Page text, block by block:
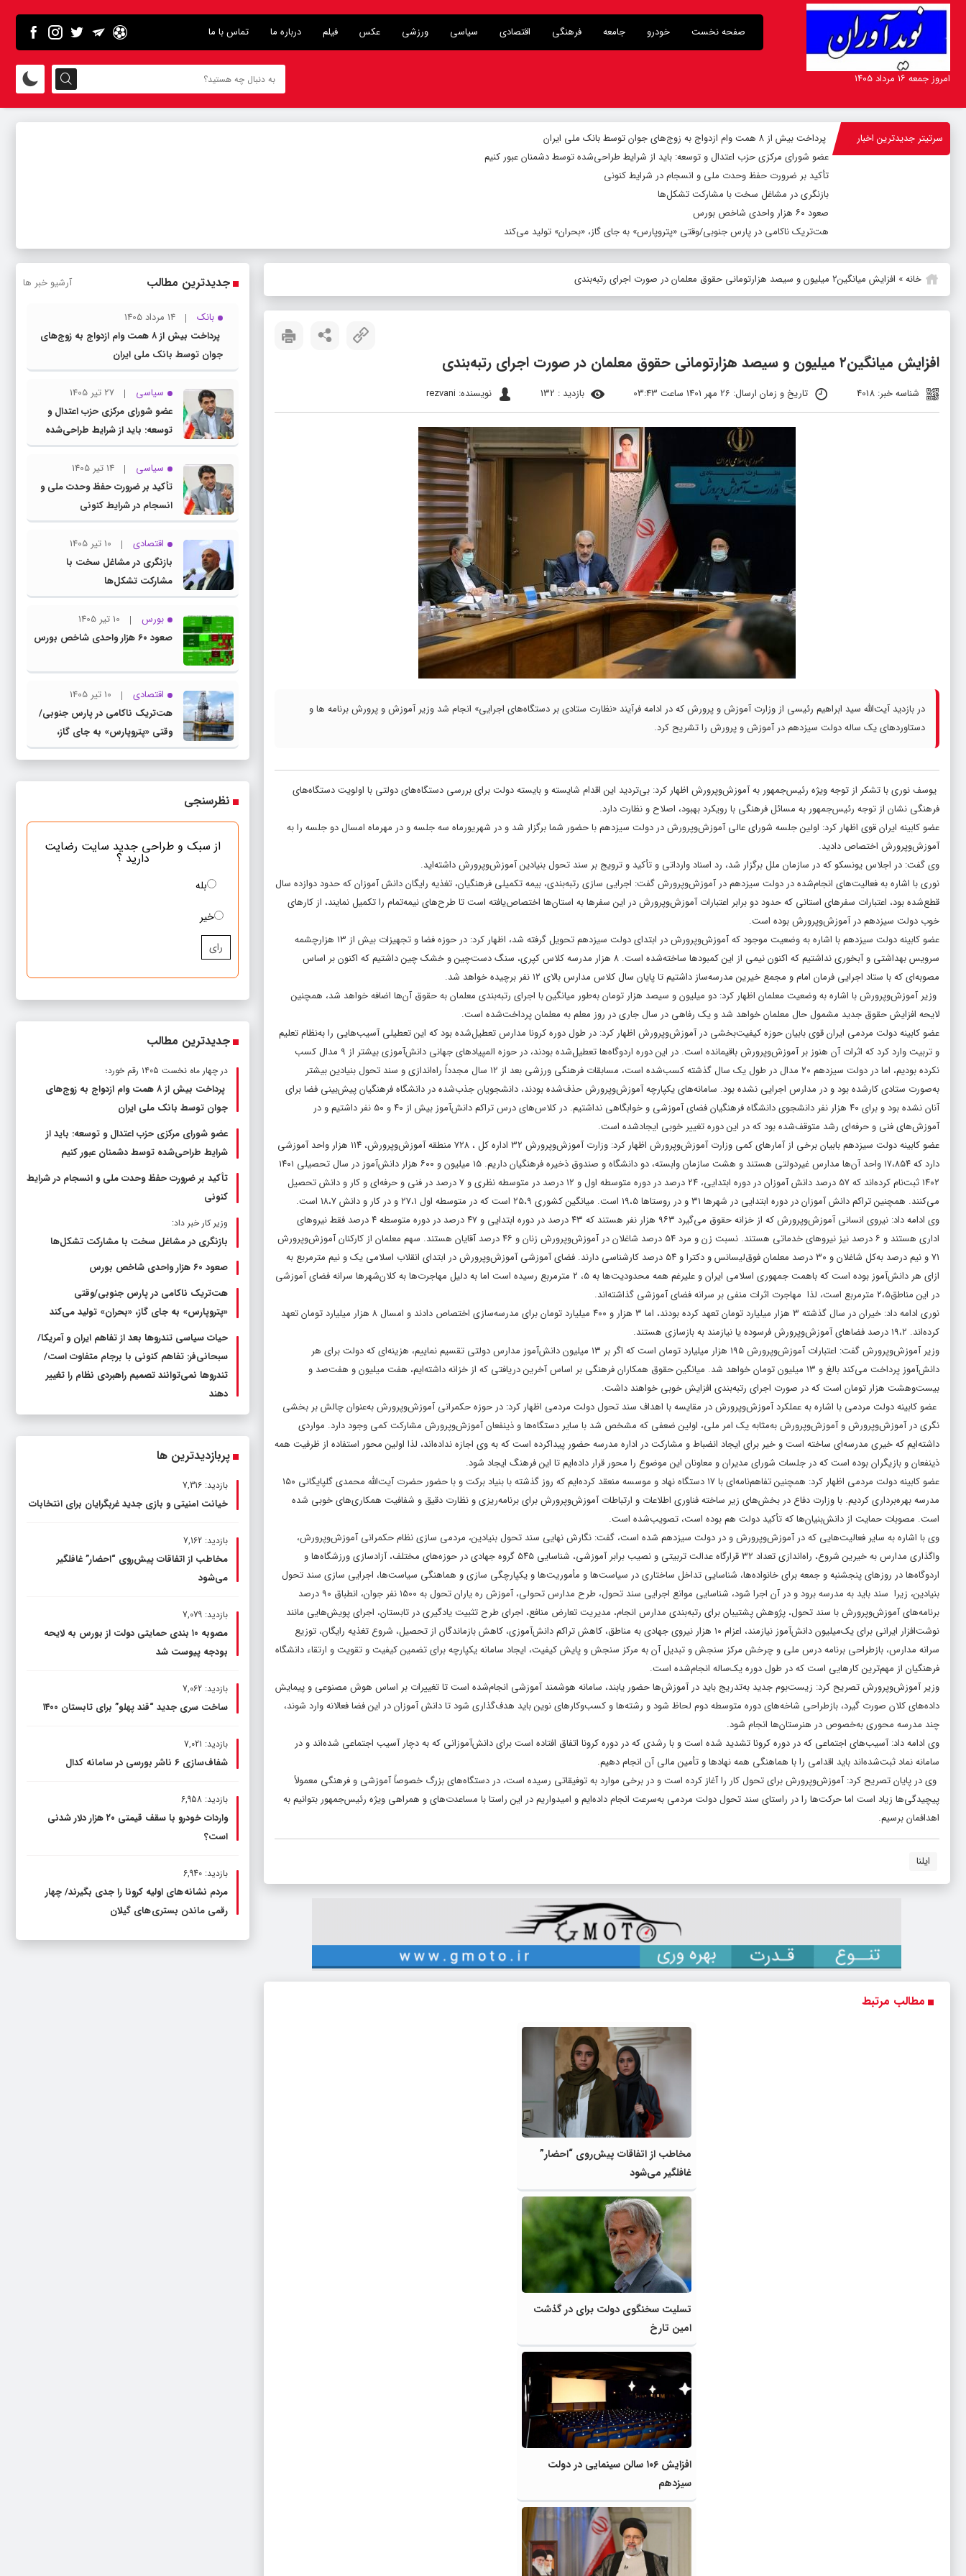
صفحه نخست خودرو جامعه فرهنگی اقتصادی سیاسی ورزشی عکس فیلم درباره ما تماس با ما
امروز جمعه ۱۶ مرداد ۱۴۰۵
سرتیتر جدیدترین اخبار
پرداخت بیش از ۸ همت وام ازدواج به زوج‌های جوان توسط بانک ملی ایران
عضو شورای مرکزی حزب اعتدال و توسعه: باید از شرایط طراحی‌شده توسط دشمنان عبور کنیم
تأکید بر ضرورت حفظ وحدت ملی و انسجام در شرایط کنونی
بازنگری در مشاغل سخت با مشارکت تشکل‌ها
صعود ۶۰ هزار واحدی شاخص بورس
هت‌تریک ناکامی در پارس جنوبی/وقتی «پتروپارس» به جای گاز، «بحران» تولید می‌کند
خانه» افزایش میانگین۲ میلیون و سیصد هزارتومانی حقوق معلمان در صورت اجرای رتبه‌بندی
افزایش میانگین۲ میلیون و سیصد هزارتومانی حقوق معلمان در صورت اجرای رتبه‌بندی
شناسه خبر: 4018 تاریخ و زمان ارسال: 26 مهر 1401 ساعت 03:43 بازدید : 132 نویسنده: rezvani
در بازدید آیت‌الله سید ابراهیم رئیسی از وزارت آموزش و پرورش که در ادامه فرآیند «نظارت ستادی بر دستگاه‌های اجرایی» انجام شد وزیر آموزش و پرورش برنامه ها و
دستاوردهای یک ساله دولت سیزدهم در آموزش و پرورش را تشریح کرد.
یوسف نوری با تشکر از توجه ویژه رئیس‌جمهور به آموزش‌وپرورش اظهار کرد: بی‌تردید این اقدام شایسته و بایسته دولت برای بررسی دستگاه‌های دولتی با اولویت دستگاه‌های
فرهنگی نشان از توجه رئیس‌جمهور به مسائل فرهنگی با رویکرد بهبود، اصلاح و نظارت دارد.
عضو کابینه ایران قوی اظهار کرد: اولین جلسه شورای عالی آموزش‌وپرورش در دولت سیزدهم با حضور شما برگزار شد و در شهریورماه سه جلسه و در مهرماه امسال دو جلسه را به
آموزش‌وپرورش اختصاص دادید.
وی گفت: در اجلاس یونسکو که در سازمان ملل برگزار شد، رد اسناد وارداتی و تأکید و ترویج بر سند تحول بنیادین آموزش‌وپرورش داشته‌اید.
نوری با اشاره به فعالیت‌های انجام‌شده در دولت سیزدهم در آموزش‌وپرورش گفت: اجرایی سازی رتبه‌بندی، بیمه تکمیلی فرهنگیان، تغذیه رایگان دانش آموزان که حدود دوازده سال
قطع‌شده بود، اعتبارات سفرهای استانی که حدود دو برابر اعتبارات آموزش‌وپرورش در این سفرها به استان‌ها اختصاص‌یافته است تا طرح‌های نیمه‌تمام را تکمیل نمایند، از کارهای
خوب دولت سیزدهم در آموزش‌وپرورش بوده است.
عضو کابینه دولت سیزدهم با اشاره به وضعیت موجود که آموزش‌وپرورش در ابتدای دولت سیزدهم تحویل گرفته شد، اظهار کرد: در حوزه فضا و تجهیزات بیش از ۱۳ هزارچشمه
سرویس بهداشتی و آبخوری نداشتیم که اکنون نیمی از این کمبودها ساخته‌شده است. ۸ هزار مدرسه کلاس کپری، سنگ دست‌چین و خشک چین داشتیم که اکنون بر اساس
مصوبه‌ای که با ستاد اجرایی فرمان امام و مجمع خیرین مدرسه‌ساز داشتیم تا پایان سال کلاس مدارس بالای ۱۲ نفر برچیده خواهد شد.
وزیر آموزش‌وپرورش با اشاره به وضعیت معلمان اظهار کرد: دو میلیون و سیصد هزار تومان به‌طور میانگین با اجرای رتبه‌بندی معلمان به حقوق آن‌ها اضافه خواهد شد، همچنین
لایحه افزایش حقوق جدید مشمول حال معلمان خواهد شد و یک رفاهی در سال جاری در روز معلم به معلمان پرداخت‌شده است.
عضو کابینه دولت مردمی ایران قوی بابیان حوزه کیفیت‌بخشی در آموزش‌وپرورش اظهار کرد: در طول دوره کرونا مدارس تعطیل‌شده بود که این تعطیلی آسیب‌هایی را به‌نظام تعلیم
و تربیت وارد کرد که اثرات آن هنوز بر آموزش‌وپرورش باقیمانده است. در این دوره اردوگاه‌ها تعطیل‌شده بودند، در حوزه المپیادهای جهانی دانش‌آموزی بیشتر از ۹ مدال کسب
نکرده بودیم، اما در دولت سیزدهم ۲۰ مدال در طول یک سال گذشته کسب‌شده است، مسابقات فرهنگی ورزشی بعد از ۱۲ سال مجدداً راه‌اندازی و سند تحول بنیادین بیشتر
به‌صورت ستادی کارشده بود و در مدارس اجرایی نشده بود. سامانه‌های یکپارچه آموزش‌وپرورش حذف‌شده بودند، دانشجویان جذب‌شده در دانشگاه فرهنگیان پیش‌بینی فضا برای
آنان نشده بود و برای ۴۰ هزار نفر دانشجوی دانشگاه فرهنگیان فضای آموزشی و خوابگاهی نداشتیم. در کلاس‌های درس تراکم دانش‌آموز بیش از ۴۰ و ۵۰ نفر داشتیم و در
آموزش‌های فنی و حرفه‌ای رشد متوقف‌شده بود که در این دوره تغییر خوبی ایجادشده است.
عضو کابینه دولت سیزدهم بابیان برخی از آمارهای کمی وزارت آموزش‌وپرورش اظهار کرد: وزارت آموزش‌وپرورش ۳۲ اداره کل ، ۷۲۸ منطقه آموزش‌وپرورش، ۱۱۴ هزار واحد آموزشی
دارد که ۱۷،۸۵۴ واحد آن‌ها مدارس غیردولتی هستند و هشت سازمان وابسته، دو دانشگاه و صندوق ذخیره فرهنگیان داریم. ۱۵ میلیون و ۶۰۰ هزار دانش‌آموز در سال تحصیلی ۱۴۰۱
۱۴۰۲ ثبت‌نام کرده‌اند که ۵۷ درصد دانش آموزان در دوره ابتدایی، ۲۴ درصد در دوره متوسطه اول و ۱۲ درصد در متوسطه نظری و ۷ درصد در فنی و حرفه‌ای و کار و دانش تحصیل
می‌کنند. همچنین تراکم دانش آموزان در دوره ابتدایی در شهرها ۳۱ و در روستاها ۱۹،۵ است. میانگین کشوری ۲۵،۹ است که در متوسطه اول ۲۷،۱ و در کار و دانش ۱۸،۷ است.
وی ادامه داد: نیروی انسانی آموزش‌وپرورش که از خزانه حقوق می‌گیرد ۹۶۳ هزار نفر هستند که ۴۳ درصد در دوره ابتدایی و ۴۷ درصد در دوره متوسطه ۴ درصد فقط نیروهای
اداری هستند و ۶ درصد نیز نیروهای خدماتی هستند. نسبت زن و مرد ۵۴ درصد شاغلان در آموزش‌وپرورش زنان و ۴۶ درصد آقایان هستند. سهم معلمان از کارکنان آموزش‌وپرورش
۷۱ و نیم درصد به‌کل شاغلان و ۳۰ درصد معلمان فوق‌لیسانس و دکترا و ۵۴ درصد کارشناسی دارند. فضای آموزشی آموزش‌وپرورش در ابتدای انقلاب اسلامی یک و نیم مترمربع به
ازای هر دانش‌آموز بوده است که باهمت جمهوری اسلامی ایران و علیرغم همه محدودیت‌ها به ۵، ۲ مترمربع رسیده است اما به دلیل مهاجرت‌ها به کلان‌شهرها سرانه فضای آموزشی
در این مناطق۲،۵ مترمربع است، لذا مهاجرت اثرات منفی بر سرانه فضای آموزشی گذاشته‌اند.
نوری ادامه داد: خیران در سال گذشته ۳ هزار میلیارد تومان تعهد کرده بودند، اما ۳ هزار و ۴۰۰ میلیارد تومان برای مدرسه‌سازی اختصاص دادند و امسال ۸ هزار میلیارد تومان تعهد
کرده‌اند. ۱۹،۲ درصد فضاهای آموزش‌وپرورش فرسوده یا نیازمند به بازسازی هستند.
وزیر آموزش‌وپرورش گفت: اعتبارات آموزش‌وپرورش ۱۹۵ هزار میلیارد تومان است که اگر بر ۱۳ میلیون دانش‌آموز مدارس دولتی تقسیم نماییم، هزینه‌ای که دولت برای هر
دانش‌آموز پرداخت می‌کند بالغ و ۱۳ میلیون تومان خواهد شد. میانگین حقوق همکاران فرهنگی بر اساس آخرین دریافتی که از خزانه داشته‌ایم، هفت میلیون و هفت‌صد و
بیست‌وهشت هزار تومان است که در صورت اجرای رتبه‌بندی افزایش خوبی خواهند داشت.
عضو کابینه دولت مردمی با اشاره به عملکرد آموزش‌وپرورش در مقایسه با اهداف سند تحول دولت مردمی اظهار کرد: در حوزه حکمرانی آموزش‌وپرورش به‌عنوان چالش بر بخشی
نگری در آموزش‌وپرورش و آموزش‌وپرورش به‌مثابه یک امر ملی، اولین ضعفی که مشخص شد با سایر دستگاه‌ها و ذینفعان آموزش‌وپرورش مشارکت کمی وجود دارد. مواردی
داشته‌ایم که خیری مدرسه‌ای ساخته است و خیر برای ایجاد انضباط و مشارکت در اداره مدرسه حضور پیداکرده است که به وی اجازه نداده‌اند، لذا اولین محور استفاده از ظرفیت همه
ذینفعان و بازیگران بوده است که در جلسات شورای مدیران و معاونان این موضوع را محور قرار داده‌ایم تا این فرهنگ ایجاد شود.
عضو کابینه دولت مردمی اظهار کرد: همچنین تفاهم‌نامه‌ای با ۱۷ دستگاه نهاد و موسسه منعقد کرده‌ایم که روز گذشته با بنیاد برکت و با حضور حضرت آیت‌الله محمدی گلپایگانی ۱۵۰
مدرسه بهره‌برداری کردیم. با وزارت دفاع در بخش‌های زیر ساخته فناوری اطلاعات و ارتباطات آموزش‌وپرورش برای برنامه‌ریزی و نظارت دقیق و شفافیت همکاری‌های خوبی شده
است. مصوبات حمایت از دانش‌بنیان‌ها که تأکید دولت هم بوده است، تصویب‌شده است.
وی با اشاره به سایر فعالیت‌هایی که در آموزش‌وپرورش و در دولت سیزدهم شده است، گفت: نگارش نهایی سند تحول بنیادین، مردمی سازی نظام حکمرانی آموزش‌وپرورش،
واگذاری مدارس به خیرین شروع، راه‌اندازی تعداد ۳۲ قرارگاه عدالت تربیتی و نصیب برابر آموزشی، شناسایی ۵۴۵ گروه جهادی در حوزه‌های مختلف، آزادسازی ورزشگاه‌ها و
اردوگاه‌ها در روزهای پنجشنبه و جمعه برای خانواده‌ها، شناسایی تداخل ساختاری در سیاست‌ها و مأموریت‌ها و یکپارچگی سازی و هماهنگی سیاست‌ها، اجرایی سازی سند تحول
بنیادین، زیرا سند باید به مدرسه برود و در آن اجرا شود، شناسایی موانع اجرایی سند تحول، طرح مدارس تحولی، آموزش ره یاران تحول به ۱۵۰۰ نفر جوان، انطباق ۹۰ درصد
برنامه‌های آموزش‌وپرورش با سند تحول، پژوهش پشتیبان برای رتبه‌بندی مدارس انجام، مدیریت تعارض منافع، اجرای طرح تثبیت یادگیری در تابستان، اجرای پویش‌هایی مانند
نوشت‌افزار ایرانی برای یک‌میلیون دانش‌آموز نیازمند، اعزام ۱۰ هزار نیروی جهادی به مناطق، کاهش تراکم دانش‌آموزی، کاهش بازماندگان از تحصیل، شروع تغذیه رایگان، توزیع
سرانه مدارس، بازطراحی برنامه درس ملی و چرخش مرکز سنجش و تبدیل آن به مرکز سنجش و پایش کیفیت، ایجاد سامانه یکپارچه برای تضمین کیفیت و تقویت و ارتقاء دانشگاه
فرهنگیان از مهم‌ترین کارهایی است که در طول دوره یک‌ساله انجام‌شده است.
وزیر آموزش‌وپرورش تصریح کرد: زیست‌بوم جدید به‌تدریج باید در آموزش‌ها حضور یابند، سامانه هوشمند آموزشی انجام‌شده است تا تغییرات بر اساس هوش مصنوعی و پیمایش
داده‌های کلان صورت گیرد، بازطراحی شاخه‌های دوره متوسطه دوم لحاظ شود و رشته‌ها و کسب‌وکارهای نوین باید هدف‌گذاری شود تا دانش آموزان در این فضا فعالانه وارد شوند،
چند مدرسه محوری به‌خصوص در هنرستان‌ها انجام شود.
وی ادامه داد: آسیب‌های اجتماعی که در دوره کرونا تشدید شده است و با رشدی که در دوره کرونا اتفاق افتاده است برای دانش‌آموزانی که به دچار آسیب اجتماعی شده‌اند و در
سامانه نماد ثبت‌شده‌اند باید اقدامی را با هماهنگی همه نهادها و تأمین مالی آن انجام دهیم.
وی در پایان تصریح کرد: آموزش‌وپرورش برای تحول کار را آغاز کرده است و در برخی موارد به توفیقاتی رسیده است، در دستگاه‌های بزرگ خصوصاً آموزشی و فرهنگی معمولاً
پیچیدگی‌ها زیاد است اما حرکت‌ها را در راستای سند تحول دولت مردمی به‌سرعت انجام داده‌ایم و امیدواریم در این راستا با مساعدت‌های و همراهی ویژه رئیس‌جمهور بتوانیم به
اهدافمان برسیم.
ایلنا
مطالب مرتبط
مخاطب از اتفاقات پیش‌روی “احضار”
غافلگیر می‌شود
تسلیت سخنگوی دولت برای در گذشت
امین تارخ
افزایش ۱۰۶ سالن سینمایی در دولت
سیزدهم
جدیدترین مطالب آرشیو خبر ها
بانک
14 مرداد 1405
پرداخت بیش از ۸ همت وام ازدواج به زوج‌های
جوان توسط بانک ملی ایران
سیاسی
27 تیر 1405
عضو شورای مرکزی حزب اعتدال و
توسعه: باید از شرایط طراحی‌شده
توسط دشمنان عبور کنیم
سیاسی
14 تیر 1405
تأکید بر ضرورت حفظ وحدت ملی و
انسجام در شرایط کنونی
اقتصادی
10 تیر 1405
بازنگری در مشاغل سخت با
مشارکت تشکل‌ها
بورس
10 تیر 1405
صعود ۶۰ هزار واحدی شاخص بورس
اقتصادی
10 تیر 1405
هت‌تریک ناکامی در پارس جنوبی/
وقتی «پتروپارس» به جای گاز،
«بحران» تولید می‌کند
نظرسنجی
از سبک و طراحی جدید سایت رضایت
دارید ؟
بله
خیر
رای
جدیدترین مطالب
در چهار ماه نخست ۱۴۰۵ رقم خورد؛
پرداخت بیش از ۸ همت وام ازدواج به زوج‌های
جوان توسط بانک ملی ایران
عضو شورای مرکزی حزب اعتدال و توسعه: باید از
شرایط طراحی‌شده توسط دشمنان عبور کنیم
تأکید بر ضرورت حفظ وحدت ملی و انسجام در شرایط
کنونی
وزیر کار خبر داد:
بازنگری در مشاغل سخت با مشارکت تشکل‌ها
صعود ۶۰ هزار واحدی شاخص بورس
هت‌تریک ناکامی در پارس جنوبی/وقتی
«پتروپارس» به جای گاز، «بحران» تولید می‌کند
حیات سیاسی تندروها بعد از تفاهم ایران و آمریکا/
سبحانی‌فر: تفاهم کنونی با برجام متفاوت است/
تندروها نمی‌توانند تصمیم راهبردی نظام را تغییر
دهند
پربازدیدترین ها
بازدید: 7,316
خیانت امنیتی و بازی جدید غربگرایان برای انتخابات
بازدید: 7,162
مخاطب از اتفاقات پیش‌روی “احضار” غافلگیر
می‌شود
بازدید: 7,079
مصوبه ۱۰ بندی حمایتی دولت از بورس به لایحه
بودجه پیوست شد
بازدید: 7,062
ساخت سری جدید “قند پهلو” برای تابستان ۱۴۰۰
بازدید: 7,021
شفاف‌سازی ۶ ناشر بورسی در سامانه کدال
بازدید: 6,958
واردات خودرو با سقف قیمتی ۲۰ هزار دلار شدنی
است؟
بازدید: 6,940
مردم نشانه های اولیه کرونا را جدی بگیرند/ چهار
رقمی ماندن بستری های گیلان